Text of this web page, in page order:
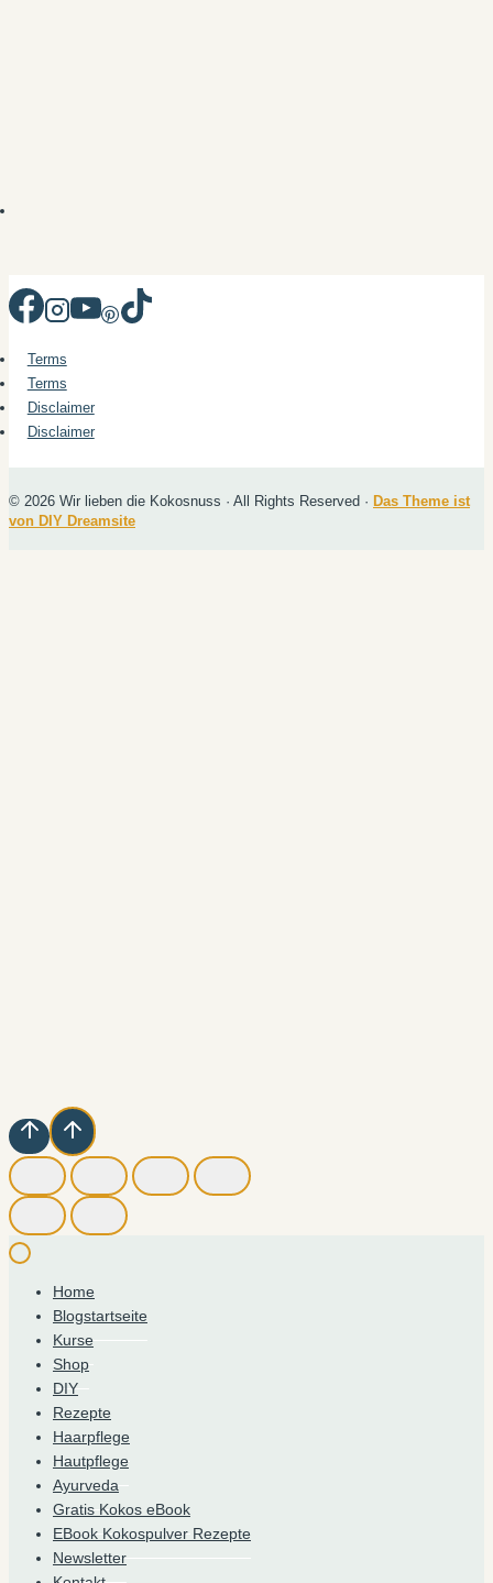
Terms
Terms
Disclaimer
Disclaimer
© 2026 Wir lieben die Kokosnuss · All Rights Reserved · Das Theme ist
von DIY Dreamsite
Home
Blogstartseite
Kurse
Shop
DIY
Rezepte
Haarpflege
Hautpflege
Ayurveda
Gratis Kokos eBook
EBook Kokospulver Rezepte
Newsletter